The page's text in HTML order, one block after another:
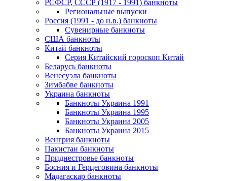
РСФСР, СССР (1917 - 1991) банкноты
Региональные выпуски
Россия (1991 - до н.в.) банкноты
Сувенирные банкноты
США банкноты
Китай банкноты
Серия Китайский гороскоп Китай
Беларусь банкноты
Венесуэла банкноты
Зимбабве банкноты
Украина банкноты
Банкноты Украина 1991
Банкноты Украина 1995
Банкноты Украина 2005
Банкноты Украина 2015
Венгрия банкноты
Пакистан банкноты
Приднестровье банкноты
Босния и Герцеговина банкноты
Мадагаскар банкноты